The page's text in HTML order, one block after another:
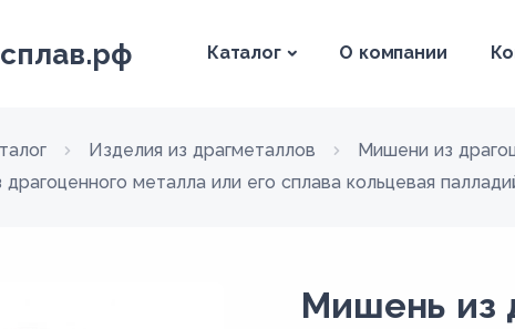
Каталог О компании
Изделия из драгметаллов
Мишени из
металла или его сплава кольцевая
Мишень из